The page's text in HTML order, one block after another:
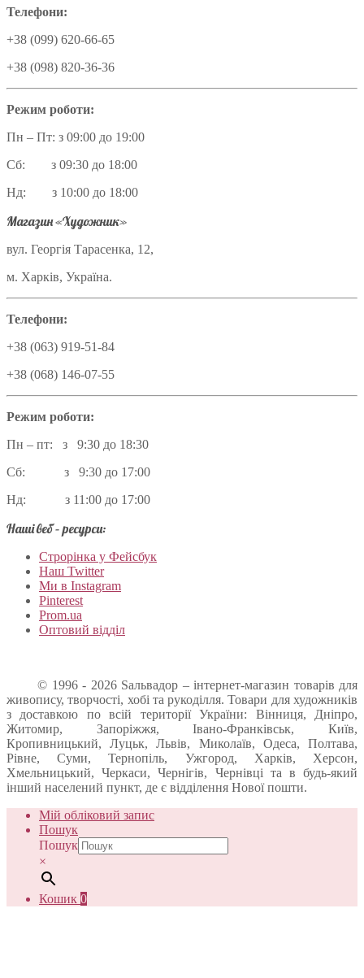
Телефони:
+38 (099) 620-66-65
+38 (098) 820-36-36
Режим роботи:
Пн – Пт: з 09:00 до 19:00
Сб: з 09:30 до 18:00
Нд: з 10:00 до 18:00
Магазин «Художник»
вул. Георгія Тарасенка, 12,
м. Харків, Україна.
Телефони:
+38 (063) 919-51-84
+38 (068) 146-07-55
Режим роботи:
Пн – пт: з 9:30 до 18:30
Сб: з 9:30 до 17:00
Нд: з 11:00 до 17:00
Наші веб – ресурси:
Строрінка у Фейсбук
Наш Twitter
Ми в Instagram
Pinterest
Prom.ua
Оптовий відділ
© 1996 - 2026 Sальвадор – інтернет-магазин товарів для
живопису, творчості, хобі та рукоділля. Товари для художників
з доставкою по всій території України: Вінниця, Дніпро,
Житомир, Запоріжжя, Івано-Франківськ, Київ,
Кропивницький, Луцьк, Львів, Миколаїв, Одеса, Полтава,
Рівне, Суми, Тернопіль, Ужгород, Харків, Херсон,
Хмельницький, Черкаси, Чернігів, Чернівці та в будь-який
інший населений пункт, де є відділення Нової пошти.
Мій обліковий запис
Пошук
Пошук
×
Кошик 0